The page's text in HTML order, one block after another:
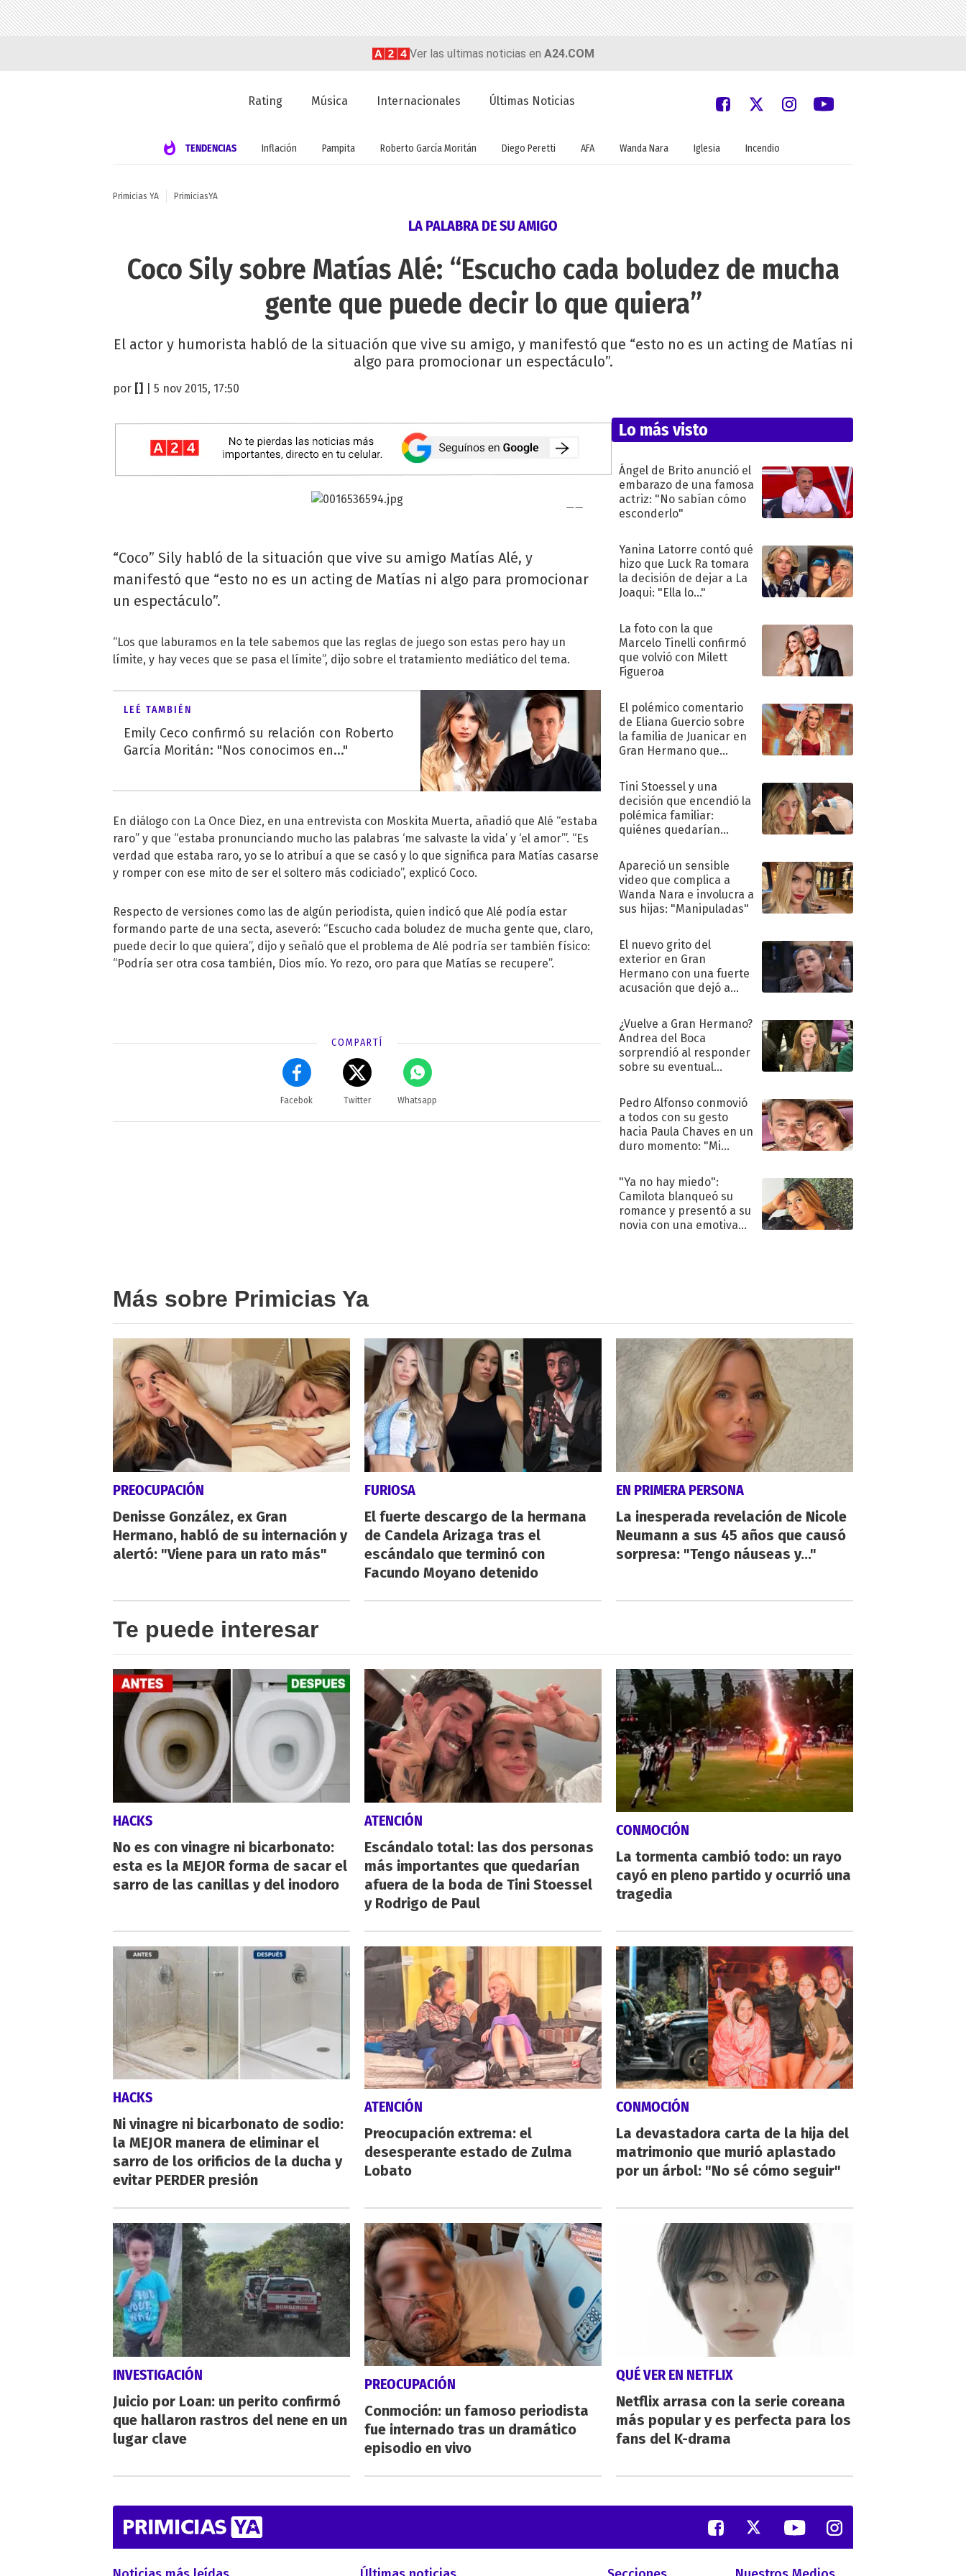
Ver las ultimas noticias en A24.COM
Rating Música Internacionales Últimas Noticias
TENDENCIAS Inflación Pampita Roberto García Moritán Diego Peretti AFA Wanda Nara Iglesia Incendio
Primicias YA PrimiciasYA
LA PALABRA DE SU AMIGO
Coco Sily sobre Matías Alé: “Escucho cada boludez de mucha
gente que puede decir lo que quiera”
El actor y humorista habló de la situación que vive su amigo, y manifestó que “esto no es un acting de Matías ni
algo para promocionar un espectáculo”.
por | 5 nov 2015, 17:50
“Coco” Sily habló de la situación que vive su amigo Matías Alé, y
manifestó que “esto no es un acting de Matías ni algo para promocionar
un espectáculo”.
“Los que laburamos en la tele sabemos que las reglas de juego son estas pero hay un
límite, y hay veces que se pasa el límite”, dijo sobre el tratamiento mediático del tema.
LEÉ TAMBIÉN
Emily Ceco confirmó su relación con Roberto
García Moritán: "Nos conocimos en..."
En diálogo con La Once Diez, en una entrevista con Moskita Muerta, añadió que Alé “estaba
raro” y que “estaba pronunciando mucho las palabras ‘me salvaste la vida’ y ‘el amor’”. “Es
verdad que estaba raro, yo se lo atribuí a que se casó y lo que significa para Matías casarse
y romper con ese mito de ser el soltero más codiciado”, explicó Coco.
Respecto de versiones como las de algún periodista, quien indicó que Alé podía estar
formando parte de una secta, aseveró: “Escucho cada boludez de mucha gente que, claro,
puede decir lo que quiera”, dijo y señaló que el problema de Alé podría ser también físico:
“Podría ser otra cosa también, Dios mío. Yo rezo, oro para que Matías se recupere”.
COMPARTÍ
Facebok Twitter Whatsapp
Lo más visto
Ángel de Brito anunció el
embarazo de una famosa
actriz: "No sabían cómo
esconderlo"
Yanina Latorre contó qué
hizo que Luck Ra tomara
la decisión de dejar a La
Joaqui: "Ella lo..."
La foto con la que
Marcelo Tinelli confirmó
que volvió con Milett
Figueroa
El polémico comentario
de Eliana Guercio sobre
la familia de Juanicar en
Gran Hermano que
Tini Stoessel y una
decisión que encendió la
polémica familiar:
quiénes quedarían
Apareció un sensible
video que complica a
Wanda Nara e involucra a
sus hijas: "Manipuladas"
El nuevo grito del
exterior en Gran
Hermano con una fuerte
acusación que dejó a
"Traidora"
¿Vuelve a Gran Hermano?
Andrea del Boca
sorprendió al responder
sobre su eventual
Pedro Alfonso conmovió
a todos con su gesto
hacia Paula Chaves en un
duro momento: "Mi
terapéutico"
"Ya no hay miedo":
Camilota blanqueó su
romance y presentó a su
novia con una emotiva
Más sobre Primicias Ya
PREOCUPACIÓN
Denisse González, ex Gran
Hermano, habló de su internación y
alertó: "Viene para un rato más"
FURIOSA
El fuerte descargo de la hermana
de Candela Arizaga tras el
escándalo que terminó con
Facundo Moyano detenido
EN PRIMERA PERSONA
La inesperada revelación de Nicole
Neumann a sus 45 años que causó
sorpresa: "Tengo náuseas y..."
Te puede interesar
HACKS
No es con vinagre ni bicarbonato:
esta es la MEJOR forma de sacar el
sarro de las canillas y del inodoro
ATENCIÓN
Escándalo total: las dos personas
más importantes que quedarían
afuera de la boda de Tini Stoessel
y Rodrigo de Paul
CONMOCIÓN
La tormenta cambió todo: un rayo
cayó en pleno partido y ocurrió una
tragedia
HACKS
Ni vinagre ni bicarbonato de sodio:
la MEJOR manera de eliminar el
sarro de los orificios de la ducha y
evitar PERDER presión
ATENCIÓN
Preocupación extrema: el
desesperante estado de Zulma
Lobato
CONMOCIÓN
La devastadora carta de la hija del
matrimonio que murió aplastado
por un árbol: "No sé cómo seguir"
INVESTIGACIÓN
Juicio por Loan: un perito confirmó
que hallaron rastros del nene en un
lugar clave
PREOCUPACIÓN
Conmoción: un famoso periodista
fue internado tras un dramático
episodio en vivo
QUÉ VER EN NETFLIX
Netflix arrasa con la serie coreana
más popular y es perfecta para los
fans del K-drama